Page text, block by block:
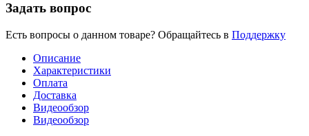
Задать вопрос
Есть вопросы о данном товаре? Обращайтесь в Поддержку
Описание
Характеристики
Оплата
Доставка
Видеообзор
Видеообзор